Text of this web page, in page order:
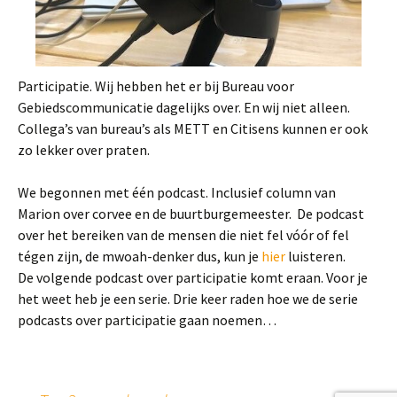
Participatie. Wij hebben het er bij Bureau voor
Gebiedscommunicatie dagelijks over. En wij niet alleen.
Collega’s van bureau’s als METT en Citisens kunnen er ook
zo lekker over praten.
We begonnen met één podcast. Inclusief column van
Marion over corvee en de buurtburgemeester. De podcast
over het bereiken van de mensen die niet fel vóór of fel
tégen zijn, de mwoah-denker dus, kun je hier luisteren.
De volgende podcast over participatie komt eraan. Voor je
het weet heb je een serie. Drie keer raden hoe we de serie
podcasts over participatie gaan noemen…